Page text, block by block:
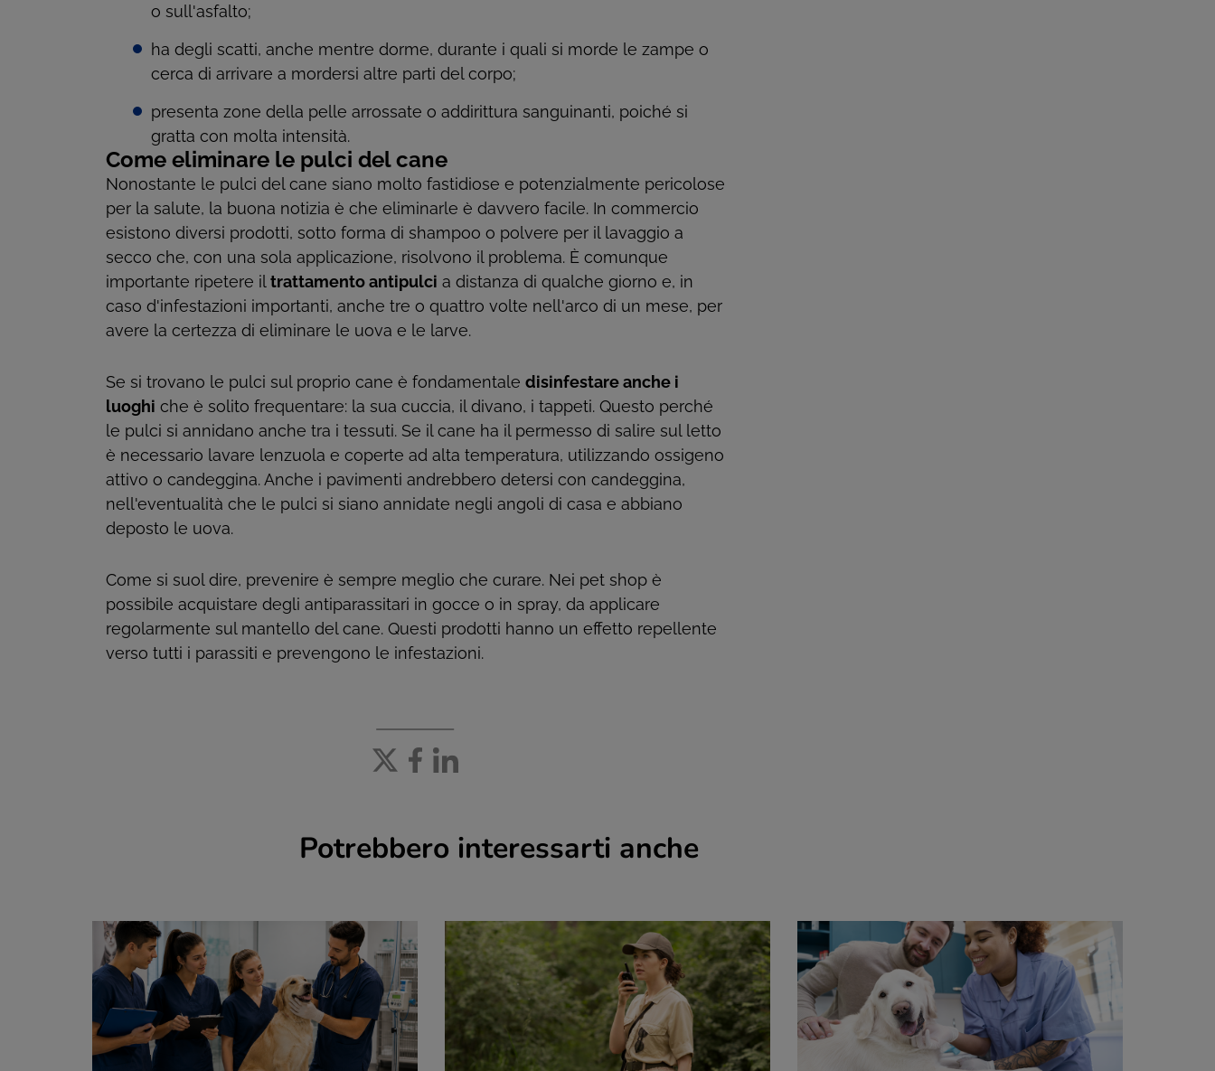
o sull'asfalto;
ha degli scatti, anche mentre dorme, durante i quali si morde le zampe o
cerca di arrivare a mordersi altre parti del corpo;
presenta zone della pelle arrossate o addirittura sanguinanti, poiché si
gratta con molta intensità.
Come eliminare le pulci del cane
Nonostante le pulci del cane siano molto fastidiose e potenzialmente pericolose
per la salute, la buona notizia è che eliminarle è davvero facile. In commercio
esistono diversi prodotti, sotto forma di shampoo o polvere per il lavaggio a
secco che, con una sola applicazione, risolvono il problema. È comunque
importante ripetere il trattamento antipulci a distanza di qualche giorno e, in
caso d'infestazioni importanti, anche tre o quattro volte nell'arco di un mese, per
avere la certezza di eliminare le uova e le larve.
Se si trovano le pulci sul proprio cane è fondamentale disinfestare anche i
luoghi che è solito frequentare: la sua cuccia, il divano, i tappeti. Questo perché
le pulci si annidano anche tra i tessuti. Se il cane ha il permesso di salire sul letto
è necessario lavare lenzuola e coperte ad alta temperatura, utilizzando ossigeno
attivo o candeggina. Anche i pavimenti andrebbero detersi con candeggina,
nell'eventualità che le pulci si siano annidate negli angoli di casa e abbiano
deposto le uova.
Come si suol dire, prevenire è sempre meglio che curare. Nei pet shop è
possibile acquistare degli antiparassitari in gocce o in spray, da applicare
regolarmente sul mantello del cane. Questi prodotti hanno un effetto repellente
verso tutti i parassiti e prevengono le infestazioni.
Potrebbero interessarti anche